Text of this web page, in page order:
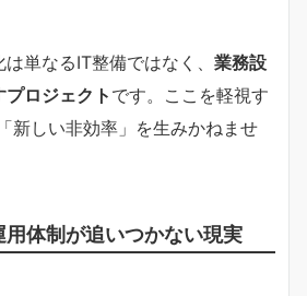
単なるIT整備ではなく、 業務設
ロジェクトです。ここを軽視す
新しい非効率」を生みかねませ
体制が追いつかない現実